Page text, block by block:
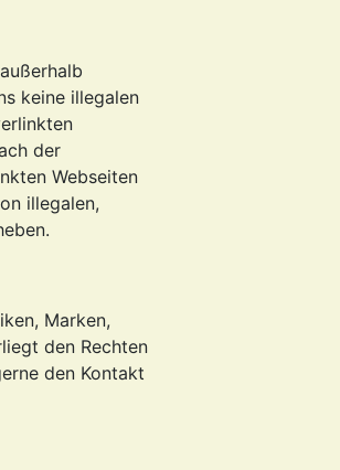
keine illegalen
der
Webseiten
illegalen,
Marken,
den Rechten
den Kontakt